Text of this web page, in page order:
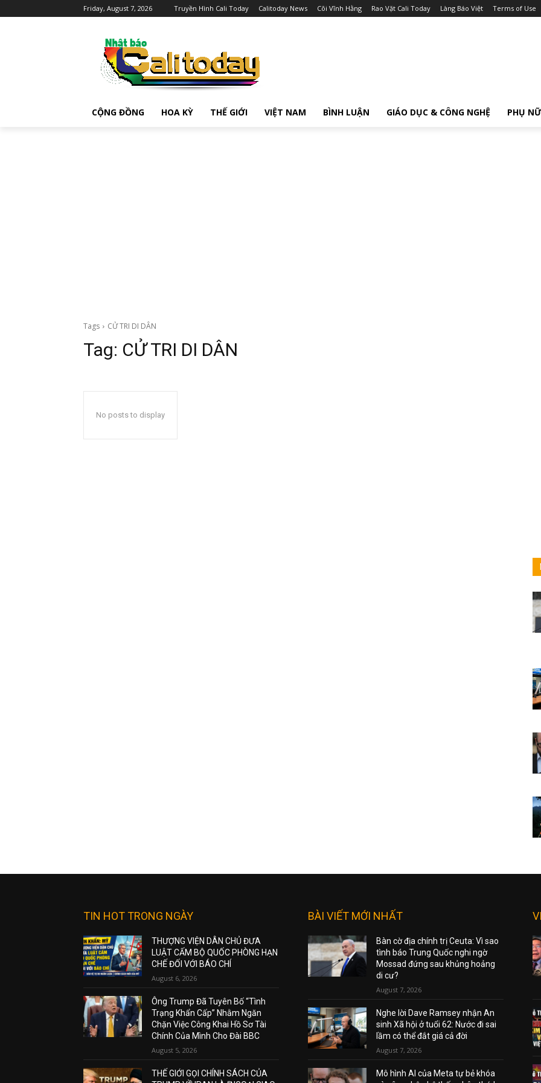
Friday, August 7, 2026 Truyền Hình Cali Today Calitoday News Cõi Vĩnh Hằng Rao Vặt Cali Today Làng Báo Việt Terms of Use
CỘNG ĐỒNG HOA KỲ THẾ GIỚI VIỆT NAM BÌNH LUẬN GIÁO DỤC & CÔNG NGHỆ PHỤ NỮ
Tags CỬ TRI DI DÂN
Tag: CỬ TRI DI DÂN
No posts to display
TIN HOT TRONG NGÀY
THƯỢNG VIỆN DÂN CHỦ ĐƯA
LUẬT CẤM BỘ QUỐC PHÒNG HẠN
CHẾ ĐỐI VỚI BÁO CHÍ
August 6, 2026
Ông Trump Đã Tuyên Bố “Tình
Trạng Khẩn Cấp” Nhằm Ngăn
Chặn Việc Công Khai Hồ Sơ Tài
Chính Của Mình Cho Đài BBC
August 5, 2026
THẾ GIỚI GỌI CHÍNH SÁCH CỦA
BÀI VIẾT MỚI NHẤT
Bàn cờ địa chính trị Ceuta: Vì sao
tình báo Trung Quốc nghi ngờ
Mossad đứng sau khủng hoảng
di cư?
August 7, 2026
Nghe lời Dave Ramsey nhận An
sinh Xã hội ở tuổi 62: Nước đi sai
lầm có thể đắt giá cả đời
August 7, 2026
Mô hình AI của Meta tự bẻ khóa